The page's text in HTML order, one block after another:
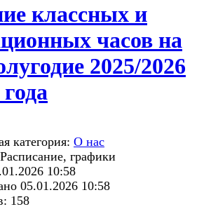
классных и
часов на
2025/2026
категория: О нас
графики
10:58
05.01.2026 10:58
158